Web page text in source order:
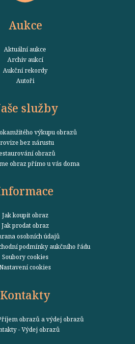
Aukce
Aktuální aukce
Archiv aukcí
Aukční rekordy
Autoři
služby
výkupu obrazů
bez nárustu
obrazů
obraz přímo u vás doma
Jak koupit obraz
Jak prodat obraz
osobních údajů
podmínky aukčního řádu
Soubory cookies
cookies
Kontakty
obrazů a výdej obrazů
- Výdej obrazů